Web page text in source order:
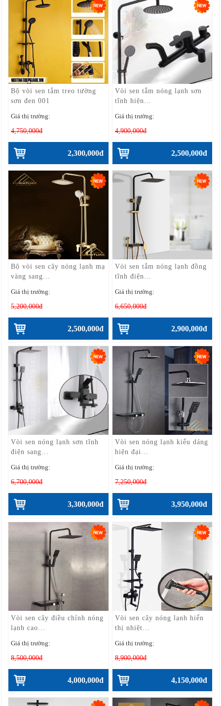
Bộ vòi sen tắm treo tường
sơn đen 001
Giá thị trường:
4,750,000đ
2,300,000đ
Vòi sen tắm nóng lạnh sơn
tĩnh hiện...
Giá thị trường:
4,900,000đ
2,500,000đ
Bộ vòi sen cây nóng lạnh mạ
vàng sang...
Giá thị trường:
5,200,000đ
2,500,000đ
Vòi sen tắm nóng lạnh đồng
tĩnh điện...
Giá thị trường:
6,650,000đ
2,900,000đ
Vòi sen nóng lạnh sơn tĩnh
điện sang...
Giá thị trường:
6,700,000đ
3,300,000đ
Vòi sen nóng lạnh kiểu dáng
hiện đại...
Giá thị trường:
7,250,000đ
3,950,000đ
Vòi sen cây điều chỉnh nóng
lạnh cao...
Giá thị trường:
8,500,000đ
4,000,000đ
Vòi sen cây nóng lạnh hiển
thị nhiệt...
Giá thị trường:
8,900,000đ
4,150,000đ